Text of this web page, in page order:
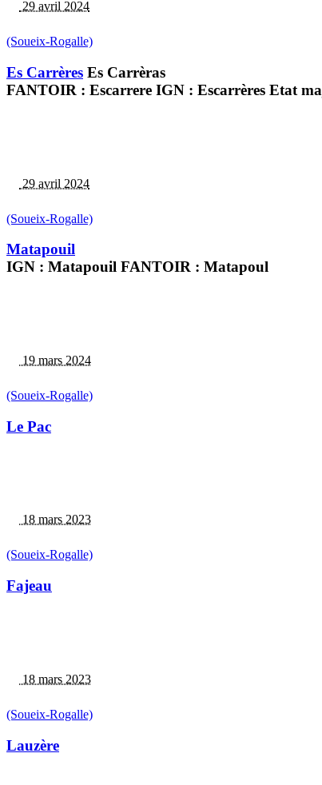
29 avril 2024
(Soueix-Rogalle)
Es Carrères Es Carrèras
FANTOIR : Escarrere IGN : Escarrères Etat
29 avril 2024
(Soueix-Rogalle)
Matapouil
IGN : Matapouil FANTOIR : Matapoul
19 mars 2024
(Soueix-Rogalle)
Le Pac
18 mars 2023
(Soueix-Rogalle)
Fajeau
18 mars 2023
(Soueix-Rogalle)
Lauzère